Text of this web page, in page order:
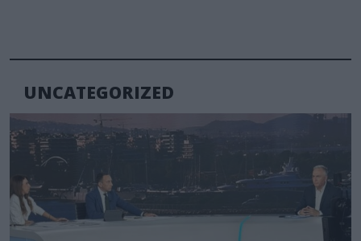
UNCATEGORIZED